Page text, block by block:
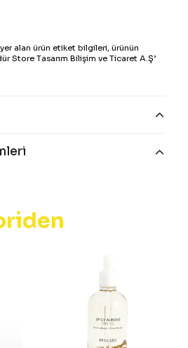
yer alan ürün etiket bilgileri, ürünün
Store Tasarım Bilişim ve Ticaret A.Ş’